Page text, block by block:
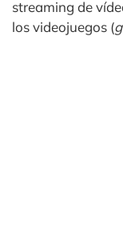
streaming de
los videojuegos (